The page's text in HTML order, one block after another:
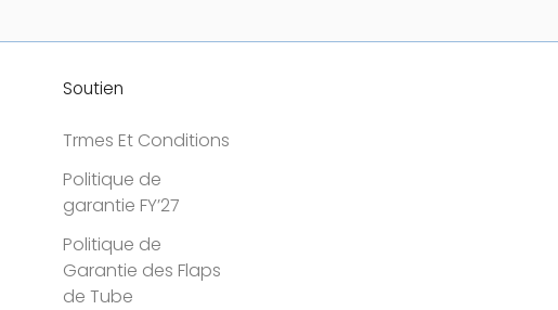
Soutien
Trmes Et Conditions
Politique de
garantie FY’27
Politique de
Garantie des Flaps
de Tube